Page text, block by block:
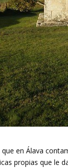
que en Álava
propias que le